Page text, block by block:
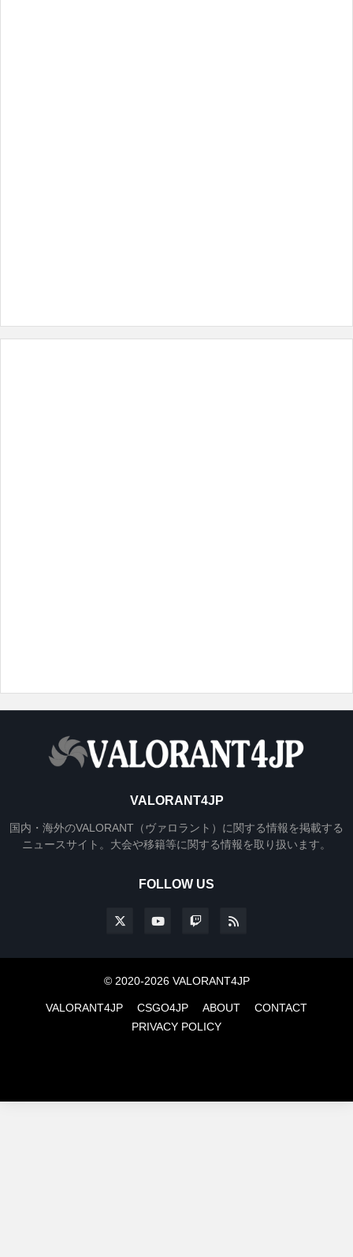
VALORANT4JP
国内・海外のVALORANT（ヴァロラント）に関する情報を掲載する
ニュースサイト。大会や移籍等に関する情報を取り扱います。
FOLLOW US
© 2020-2026 VALORANT4JP
VALORANT4JP CSGO4JP ABOUT
CONTACT
PRIVACY POLICY